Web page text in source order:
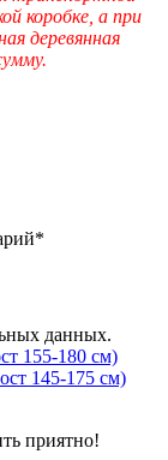
коробке, а при
деревянная
данных.
155-180 см)
145-175 см)
приятно!